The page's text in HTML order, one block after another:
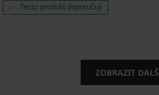
Tento produkt doporučuji
ZOBRAZIT